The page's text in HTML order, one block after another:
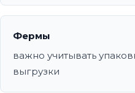
Фермы
важно учитывать
выгрузки